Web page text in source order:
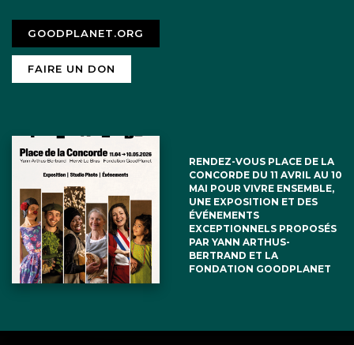
GOODPLANET.ORG
FAIRE UN DON
RENDEZ-VOUS PLACE DE LA
CONCORDE DU 11 AVRIL AU 10
MAI POUR VIVRE ENSEMBLE,
UNE EXPOSITION ET DES
ÉVÉNEMENTS
EXCEPTIONNELS PROPOSÉS
PAR YANN ARTHUS-
BERTRAND ET LA
FONDATION GOODPLANET